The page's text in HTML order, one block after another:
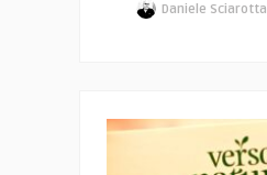
Daniele Sciarotta